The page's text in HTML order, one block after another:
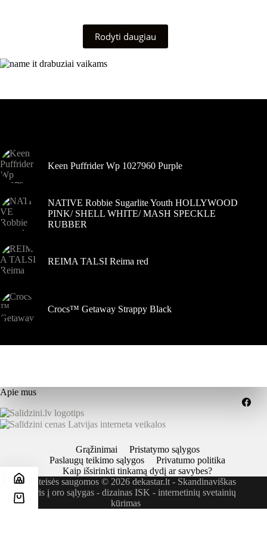
puslapyje
galite
pasirinkti
gaminio
Rodyti daugiau
Keen Puffrider Wp 1027960 Purple
NATIVE Robbie Sugarlite Youth HOLLYWOOD
PINK/ SHELL WHITE/ MASH SPECKLE
RUBBER
REIMA TALSI Reima red
Crocs™ Getaway Strappy Black
Apie mus
Grąžinimai
Pristatymo sąlygos
Paslaugų teikimo sąlygos
Privatumo politika
Kaip išsirinkti tinkamą dydį ar savybes?
Visos teisės saugomos © 2026 dekastar.lt - Skandinaviškas
požiūris į oro sąlygas - dizainasISK - internetinių svetainių
kūrimas